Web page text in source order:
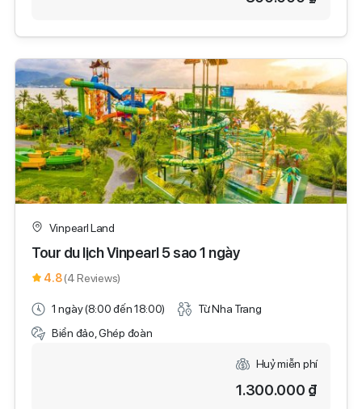
Vinpearl Land
Tour du lịch Vinpearl 5 sao 1 ngày
4.8(4 Reviews)
1 ngày (8:00 đến 18:00)
Từ Nha Trang
Biển đảo, Ghép đoàn
Huỷ miễn phí
1.300.000 ₫